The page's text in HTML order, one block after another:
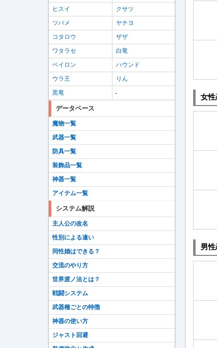
女
男
ヒスイ
クサツ
ツバメ
ヤチヨ
コタロウ
ザザ
ワタラセ
白竜
ベイロン
ハウンド
ウラ王
りん
黒竜
-
データベース
魔物一覧
武器一覧
防具一覧
装飾品一覧
神器一覧
アイテム一覧
システム解説
主人公の改名
性別による違い
同性婚はできる？
交流のやり方
世界渡ノ法とは？
戦闘システム
武器種ごとの特徴
神器の使い方
ジャスト回避